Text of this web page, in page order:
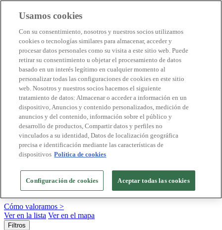
Empresas Biosphere
Cómo valoramos
Quienes somos
ES
English
Português
Français
Català
Deutsch
Türkçe
Construimos modelos sostenibles y certificamos las
buenas prácticas
+20 años promoviendo la cultura de la sostenibilidad, bajo los
principios y objetivos de Naciones Unidas
Cómo valoramos >
Ver en la lista Ver en el mapa
Filtros
Usamos cookies
Con su consentimiento, nosotros y nuestros socios utilizamos
cookies o tecnologías similares para almacenar, acceder y
procesar datos personales como su visita a este sitio web. Puede
retirar su consentimiento u objetar el procesamiento de datos
basado en un interés legítimo en cualquier momento al
personalizar todas las configuraciones de cookies en este sitio
web. Nosotros y nuestros socios hacemos el siguiente
tratamiento de datos: Almacenar o acceder a información en un
dispositivo, Anuncios y contenido personalizados, medición de
anuncios y del contenido, información sobre el público y
desarrollo de productos, Compartir datos y perfiles no
vinculados a su identidad, Datos de localización geográfica
precisa e identificación mediante las características de
dispositivos Política de cookies
Configuración de cookies Aceptar todas las cookies